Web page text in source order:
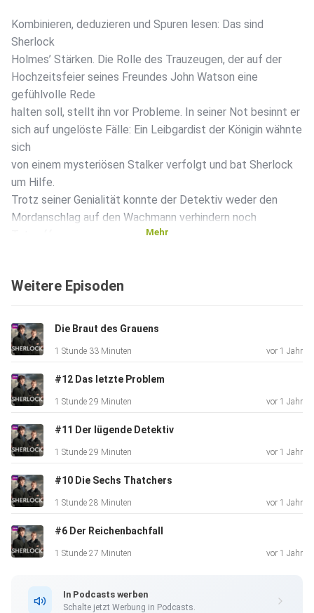
Kombinieren, deduzieren und Spuren lesen: Das sind
Sherlock
Holmes’ Stärken. Die Rolle des Trauzeugen, der auf der
Hochzeitsfeier seines Freundes John Watson eine
gefühlvolle Rede
halten soll, stellt ihn vor Probleme. In seiner Not besinnt er
sich auf ungelöste Fälle: Ein Leibgardist der Königin wähnte
sich
von einem mysteriösen Stalker verfolgt und bat Sherlock
um Hilfe.
Trotz seiner Genialität konnte der Detektiv weder den
Mordanschlag auf den Wachmann verhindern noch
Fall des „Eintagsfliegen-Mannes“. Dieser verabredete sich
Wohnungen kürzlich Verstorbener mit Frauen zu einem
romantischen
Rendezvous und verschwand danach spurlos – die
Auserwählten
glaubten hinterher, mit einem Geist zusammen gewesen zu
Mehr
Weitere Episoden
Die Braut des Grauens
1 Stunde 33 Minuten vor 1 Jahr
#12 Das letzte Problem
1 Stunde 29 Minuten vor 1 Jahr
#11 Der lügende Detektiv
1 Stunde 29 Minuten vor 1 Jahr
#10 Die Sechs Thatchers
1 Stunde 28 Minuten vor 1 Jahr
#6 Der Reichenbachfall
1 Stunde 27 Minuten vor 1 Jahr
In Podcasts werben
Schalte jetzt Werbung in Podcasts.